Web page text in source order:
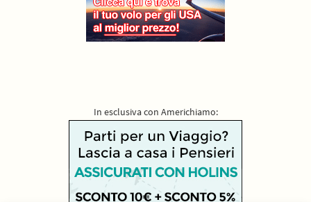
In esclusiva con Americhiamo: